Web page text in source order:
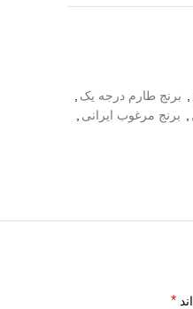
برنج طارم درجه یک
برنج مرغوب ایرانی
*